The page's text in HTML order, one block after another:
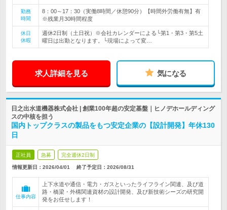
勤務
時間
8：00～17：30（実働8時間／休憩90分）【時間外労働有無】有
※残業月30時間程度
休日
休暇
週休2日制（土日祝）※会社カレンダーによる└第1・第3・第5土
曜日は出勤となります。└現場によって変…
求人詳細を見る 気になる
日之出水道機器株式会社 | 創業100年超の安定基盤｜ヒノデホールディング
スの中核を担う
国内トップクラスの製品をもつ安定企業の【設計開発】年休130
日
正社員 急募 完全週休2日制
情報更新日：2026/04/01 終了予定日： 2026/08/31
仕事内容
上下水道や通信・電力・ガスといったライフライン関連、及び道
路・橋梁・外構関連資材の設計開発、及び新技術シーズの研究開
発をお任せします！